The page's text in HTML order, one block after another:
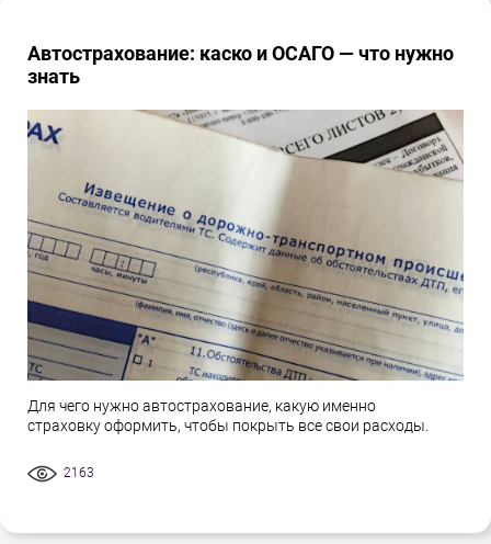
Автострахование: каско и ОСАГО — что нужно
знать
Для чего нужно автострахование, какую именно
страховку оформить, чтобы покрыть все свои расходы.
2163